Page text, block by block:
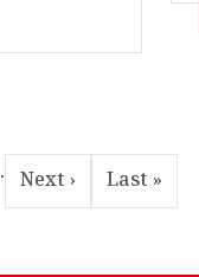
Next page
Next › Last page
Last »